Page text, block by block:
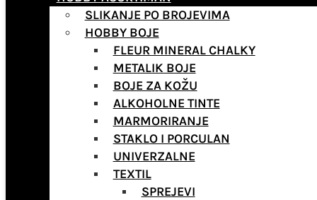
SLIKANJE PO BROJEVIMA
HOBBY BOJE
FLEUR MINERAL CHALKY
METALIK BOJE
BOJE ZA KOŽU
ALKOHOLNE TINTE
MARMORIRANJE
STAKLO I PORCULAN
UNIVERZALNE
TEXTIL
SPREJEVI